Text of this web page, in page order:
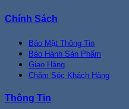
Chính Sách
Bảo Mật Thông Tin
Bảo Hành Sản Phẩm
Giao Hàng
Chăm Sóc Khách Hàng
Thông Tin